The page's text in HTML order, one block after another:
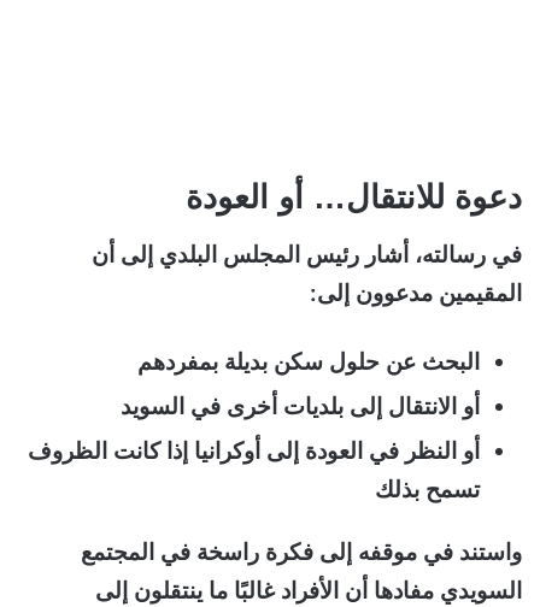
دعوة للانتقال… أو العودة
في رسالته، أشار رئيس المجلس البلدي إلى أن
المقيمين مدعوون إلى:
البحث عن حلول سكن بديلة بمفردهم
أو الانتقال إلى بلديات أخرى في السويد
أو النظر في العودة إلى أوكرانيا إذا كانت الظروف
تسمح بذلك
واستند في موقفه إلى فكرة راسخة في المجتمع
السويدي مفادها أن الأفراد غالبًا ما ينتقلون إلى